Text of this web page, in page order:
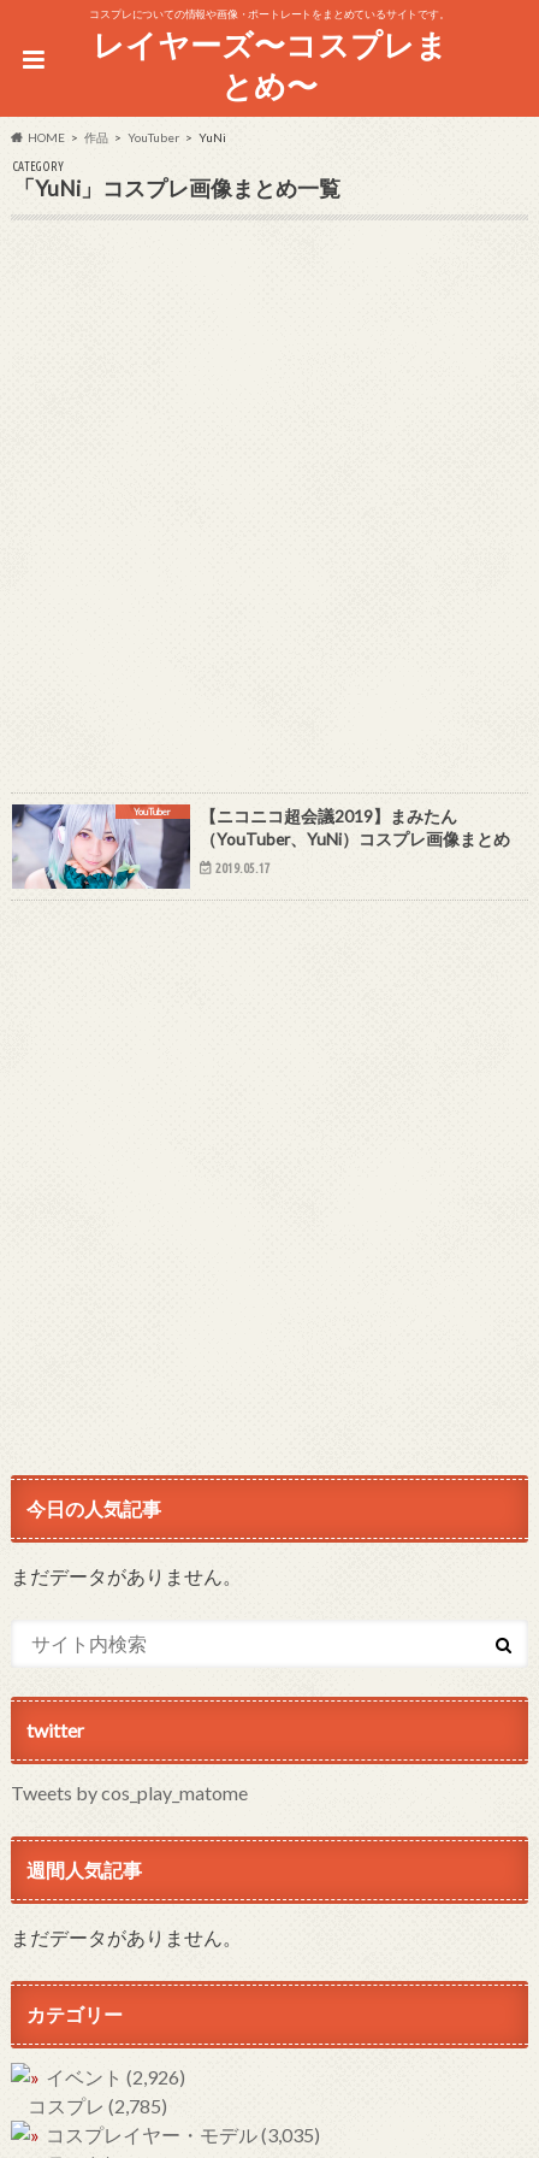
コスプレについての情報や画像・ポートレートをまとめているサイトです。
レイヤーズ〜コスプレま
とめ〜
HOME 作品 YouTuber YuNi
CATEGORY
「YuNi」コスプレ画像まとめ一覧
YouTuber
【ニコニコ超会議2019】まみたん
（YouTuber、YuNi）コスプレ画像まとめ
2019.05.17
今日の人気記事
まだデータがありません。
twitter
Tweets by cos_play_matome
週間人気記事
まだデータがありません。
カテゴリー
イベント (2,926)
コスプレ (2,785)
コスプレイヤー・モデル(3,035)